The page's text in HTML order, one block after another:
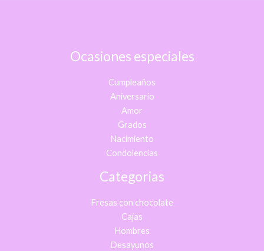
Ocasiones especiales
Cumpleaños
Aniversario
Amor
Grados
Nacimiento
Condolencias
Categorias
Fresas con chocolate
Cajas
Hombres
Desayunos